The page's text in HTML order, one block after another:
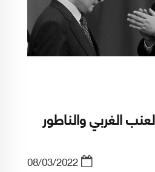
الغربي والناطور
08/03/2022